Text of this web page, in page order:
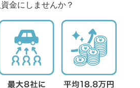
金にしませんか？